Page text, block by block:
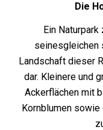
Die
Ein
seinesgleichen
Landschaft dieser
dar. Kleinere und
Ackerflächen mit
Kornblumen